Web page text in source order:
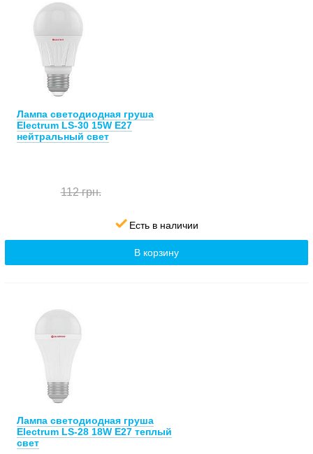
Лампа светодиодная груша
Electrum LS-30 15W E27
нейтральный свет
112 грн.
Есть в наличии
В корзину
Лампа светодиодная груша
Electrum LS-28 18W E27 теплый
свет